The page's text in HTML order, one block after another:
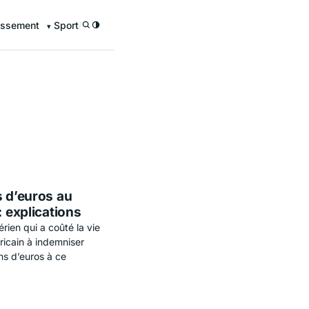
Sport/
au
explications
qui a coûté la vie
à indemniser
d’euros à ce